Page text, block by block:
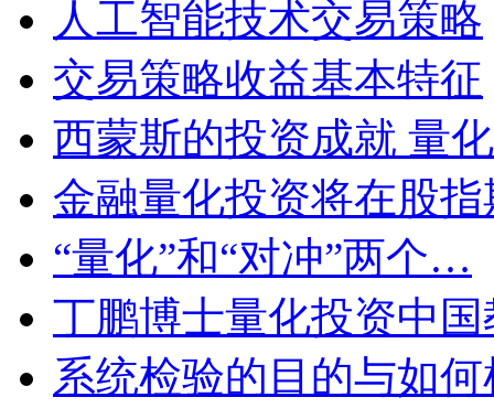
人工智能技术交易策略
交易策略收益基本特征
西蒙斯的投资成就 量
金融量化投资将在股
“量化”和“对冲”两个…
丁鹏博士量化投资中国
系统检验的目的与如